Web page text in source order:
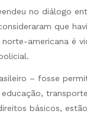
no diálogo
que
americana é
– fosse
básicos,